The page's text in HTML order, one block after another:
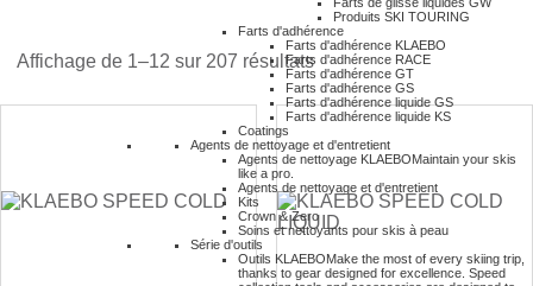
Produits SKI TOURING
Farts d'adhérence
Farts d'adhérence KLAEBO
Farts d'adhérence RACE
Farts d'adhérence GT
Farts d'adhérence GS
Farts d'adhérence liquide GS
Farts d'adhérence liquide KS
Coatings
Agents de nettoyage et d'entretient
Agents de nettoyage KLAEBOMaintain your skis
like a pro.
Agents de nettoyage et d'entretient
Kits
Crown & Zero
Soins et nettoyants pour skis à peau
Série d'outils
Outils KLAEBOMake the most of every skiing trip,
thanks to gear designed for excellence. Speed
Affichage de 1–12 sur 207 résultats